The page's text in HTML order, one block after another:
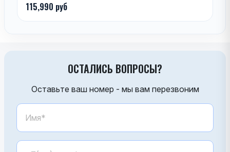
115,990 руб
ОСТАЛИСЬ ВОПРОСЫ?
Оставьте ваш номер - мы вам перезвоним